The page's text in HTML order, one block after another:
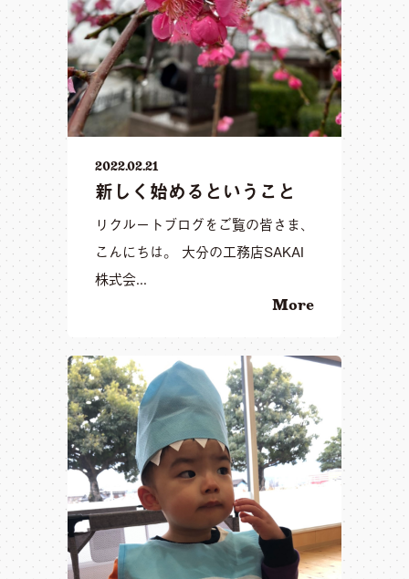
2022.02.21
新しく始めるということ
リクルートブログをご覧の皆さま、
こんにちは。 大分の工務店SAKAI
株式会...
More